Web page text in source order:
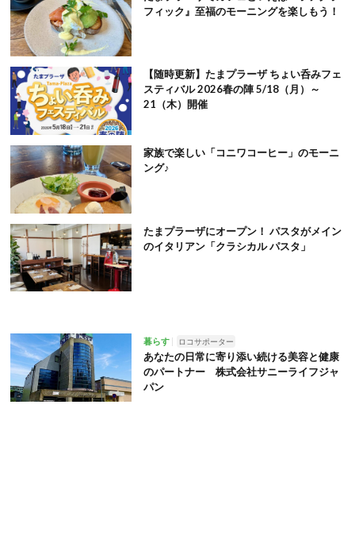
フィック』至福のモーニングを楽しもう！
【随時更新】たまプラーザ ちょい呑みフェ
スティバル 2026春の陣 5/18（月）～
21（木）開催
家族で楽しい「コニワコーヒー」のモーニ
ング♪
たまプラーザにオープン！ パスタがメイン
のイタリアン「クラシカル パスタ」
暮らす ロコサポーター
あなたの日常に寄り添い続ける美容と健康
のパートナー 株式会社サニーライフジャ
パン